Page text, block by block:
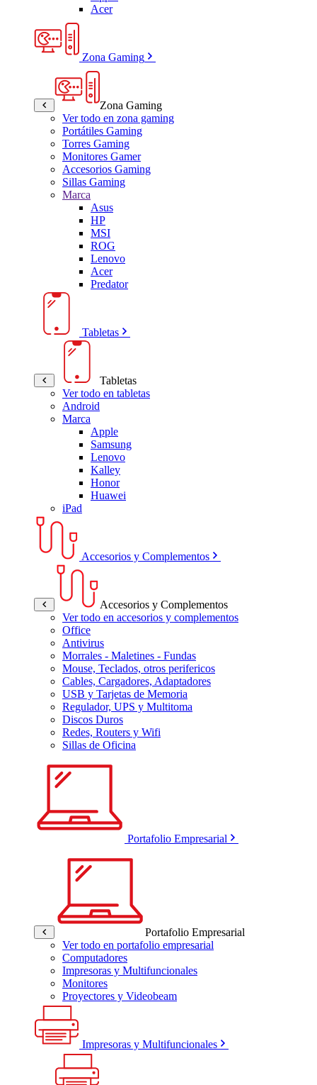
Acer
Zona Gaming
Zona Gaming
Ver todo en zona gaming
Portátiles Gaming
Torres Gaming
Monitores Gamer
Accesorios Gaming
Sillas Gaming
Marca
Asus
HP
MSI
ROG
Lenovo
Acer
Predator
Tabletas
Tabletas
Ver todo en tabletas
Android
Marca
Apple
Samsung
Lenovo
Kalley
Honor
Huawei
iPad
Accesorios y Complementos
Accesorios y Complementos
Ver todo en accesorios y complementos
Office
Antivirus
Morrales - Maletines - Fundas
Mouse, Teclados, otros perifericos
Cables, Cargadores, Adaptadores
USB y Tarjetas de Memoria
Regulador, UPS y Multitoma
Discos Duros
Redes, Routers y Wifi
Sillas de Oficina
Portafolio Empresarial
Portafolio Empresarial
Ver todo en portafolio empresarial
Computadores
Impresoras y Multifuncionales
Monitores
Proyectores y Videobeam
Impresoras y Multifuncionales